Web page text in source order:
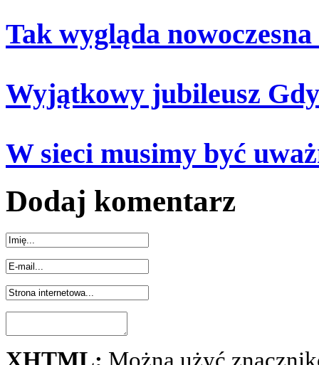
Tak wygląda
Wyjątkowy jubileusz
W sieci musimy być
Dodaj komentarz